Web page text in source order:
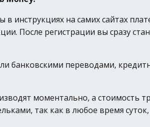
инструкциях на самих сайтах
После регистрации вы сразу
переводами,
моментально, а стоимость
так как в любое время